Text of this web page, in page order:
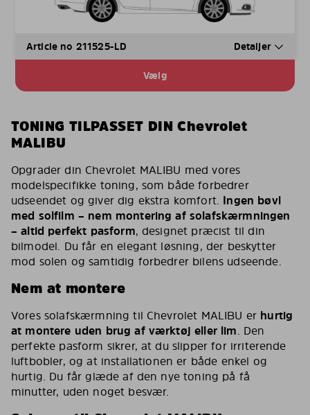
Article no 211525-LD Detaljer
Vælg
TONING TILPASSET DIN Chevrolet
MALIBU
Opgrader din Chevrolet MALIBU med vores
modelspecifikke toning, som både forbedrer
udseendet og giver dig ekstra komfort. Ingen bøvl
med solfilm – nem montering af solafskærmningen
– altid perfekt pasform, designet præcist til din
bilmodel. Du får en elegant løsning, der beskytter
mod solen og samtidig forbedrer bilens udseende.
Nem at montere
Vores solafskærmning til Chevrolet MALIBU er hurtig
at montere uden brug af værktøj eller lim. Den
perfekte pasform sikrer, at du slipper for irriterende
luftbobler, og at installationen er både enkel og
hurtig. Du får glæde af den nye toning på få
minutter, uden noget besvær.